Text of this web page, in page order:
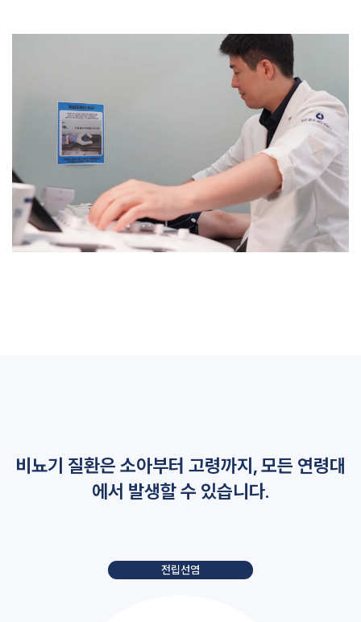
비뇨기 질환은 소아부터 고령까지, 모든 연령대
에서 발생할 수 있습니다.
전립선염